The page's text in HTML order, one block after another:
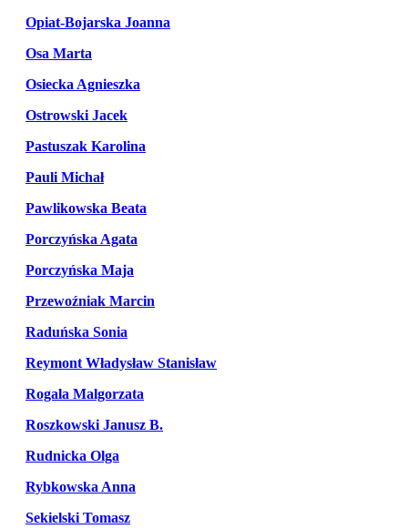
Opiat-Bojarska Joanna
Osa Marta
Osiecka Agnieszka
Ostrowski Jacek
Pastuszak Karolina
Pauli Michał
Pawlikowska Beata
Porczyńska Agata
Porczyńska Maja
Przewoźniak Marcin
Raduńska Sonia
Reymont Władysław Stanisław
Rogala Malgorzata
Roszkowski Janusz B.
Rudnicka Olga
Rybkowska Anna
Sekielski Tomasz